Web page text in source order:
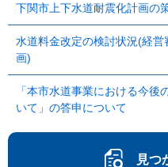
下関市上下水道耐震化計画の
水道料金改定の検討状況(経
画)
「本市水道事業における今
いて」の答申について
見つ